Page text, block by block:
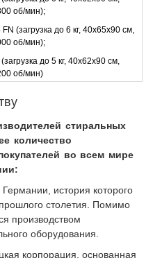
об/мин);
(загрузка до 6 кг, 40х65х90 см,
об/мин);
до 5 кг, 40х62х90 см,
об/мин)
стиральных
количество
во всем мире
история которого
столетия. Помимо
производством
оборудования.
корпорация, основанная